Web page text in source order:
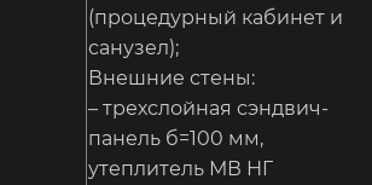
(процедурный кабинет и
санузел);
Внешние стены:
– трехслойная сэндвич-
панель б=100 мм,
утеплитель МВ НГ